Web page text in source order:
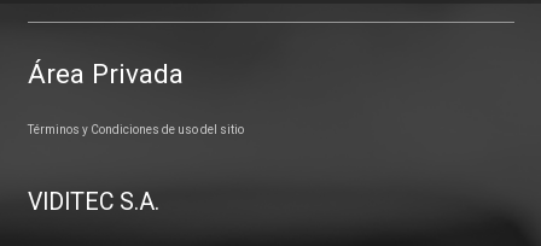
Área Privada
Términos y Condiciones de uso del sitio
VIDITEC S.A.